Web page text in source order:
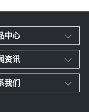
中心
资讯
我们